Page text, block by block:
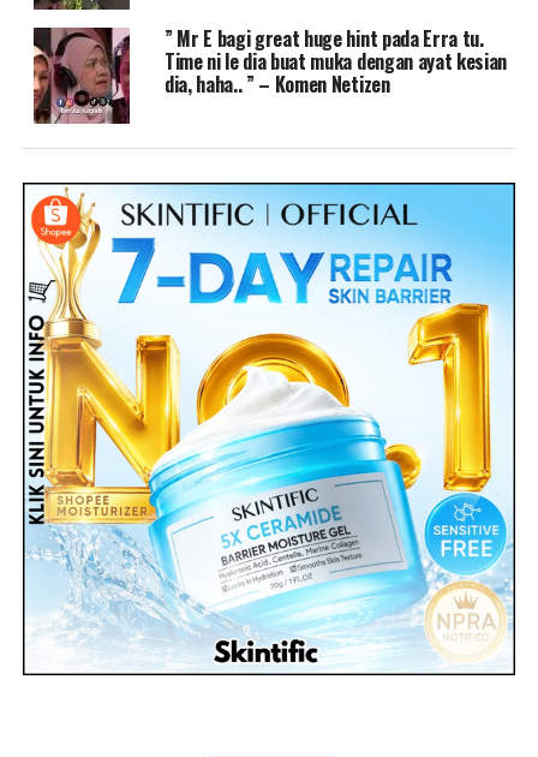
” Mr E bagi great huge hint pada Erra tu.
Time ni le dia buat muka dengan ayat kesian
dia, haha.. ” – Komen Netizen